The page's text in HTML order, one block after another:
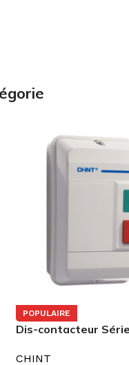
POPULAIRE
Dis-contacteur
CHINT